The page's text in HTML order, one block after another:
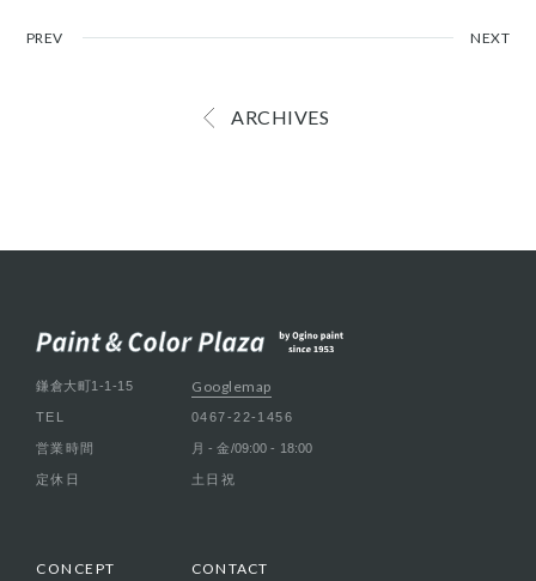
NEXT
PREV
ARCHIVES
鎌倉大町1-1-15 Googlemap
TEL 0467-22-1456
営業時間 月 - 金/09:00 - 18:00
定休日 土日祝
CONCEPT CONTACT